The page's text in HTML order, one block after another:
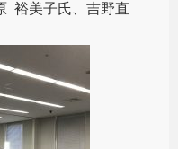
裕美子氏、吉野直